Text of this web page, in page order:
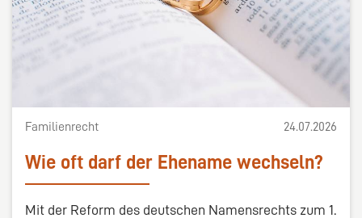
Familienrecht 24.07.2026
Wie oft darf der Ehename wechseln?
Mit der Reform des deutschen Namensrechts zum 1.